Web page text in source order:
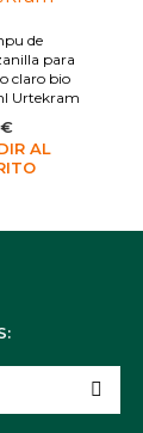
de
para
claro bio
Urtekram
€
AL